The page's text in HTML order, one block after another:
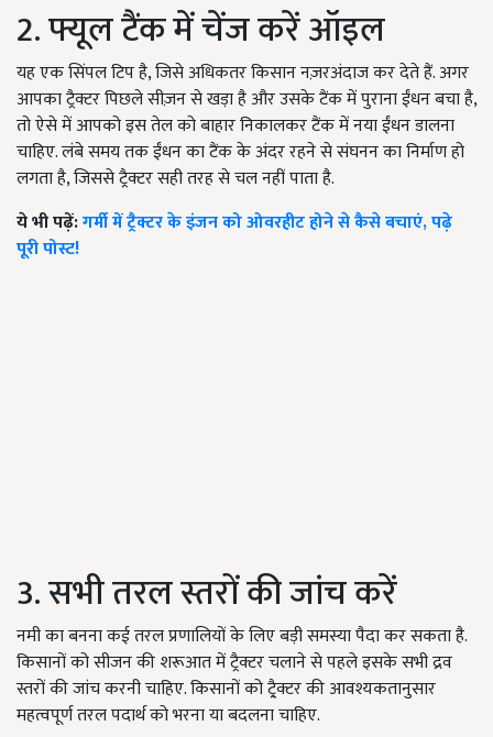
2. फ्यूल टैंक में चेंज करें ऑइल
यह एक सिंपल टिप है, जिसे अधिकतर किसान नज़रअंदाज कर देते हैं. अगर
आपका ट्रैक्टर पिछले सीज़न से खड़ा है और उसके टैंक में पुराना ईंधन बचा है,
तो ऐसे में आपको इस तेल को बाहार निकालकर टैंक में नया ईंधन डालना
चाहिए. लंबे समय तक ईंधन का टैंक के अंदर रहने से संघनन का निर्माण हो
लगता है, जिससे ट्रैक्टर सही तरह से चल नहीं पाता है.
ये भी पढ़ें:गर्मी में ट्रैक्टर के इंजन को ओवरहीट होने से कैसे बचाएं, पढ़े
पूरी पोस्ट!
3. सभी तरल स्तरों की जांच करें
नमी का बनना कई तरल प्रणालियों के लिए बड़ी समस्या पैदा कर सकता है.
किसानों को सीजन की शरूआत में ट्रैक्टर चलाने से पहले इसके सभी द्रव
स्तरों की जांच करनी चाहिए. किसानों को ट्रै्क्टर की आवश्यकतानुसार
महत्वपूर्ण तरल पदार्थ को भरना या बदलना चाहिए.